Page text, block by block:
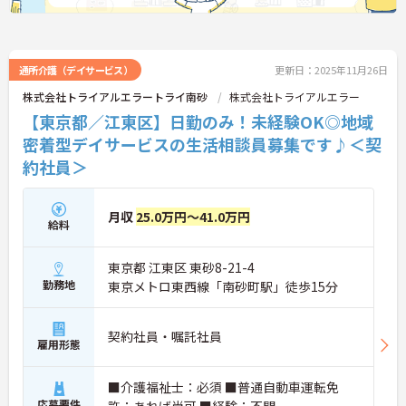
通所介護（デイサービス） 更新日：2025年11月26日
株式会社トライアルエラートライ南砂 株式会社トライアルエラー
【東京都／江東区】日勤のみ！未経験OK◎地域
密着型デイサービスの生活相談員募集です♪＜契
約社員＞
給料 月収 25.0万円～41.0万円
勤務地
東京都 江東区 東砂8-21-4
東京メトロ東西線「南砂町駅」徒歩15分
雇用形態 契約社員・嘱託社員
■介護福祉士：必須 ■普通自動車運転免